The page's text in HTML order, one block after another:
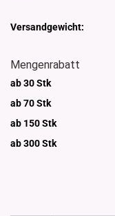
Versandgewicht:
Mengenrabatt
ab 30 Stk
ab 70 Stk
ab 150 Stk
ab 300Stk